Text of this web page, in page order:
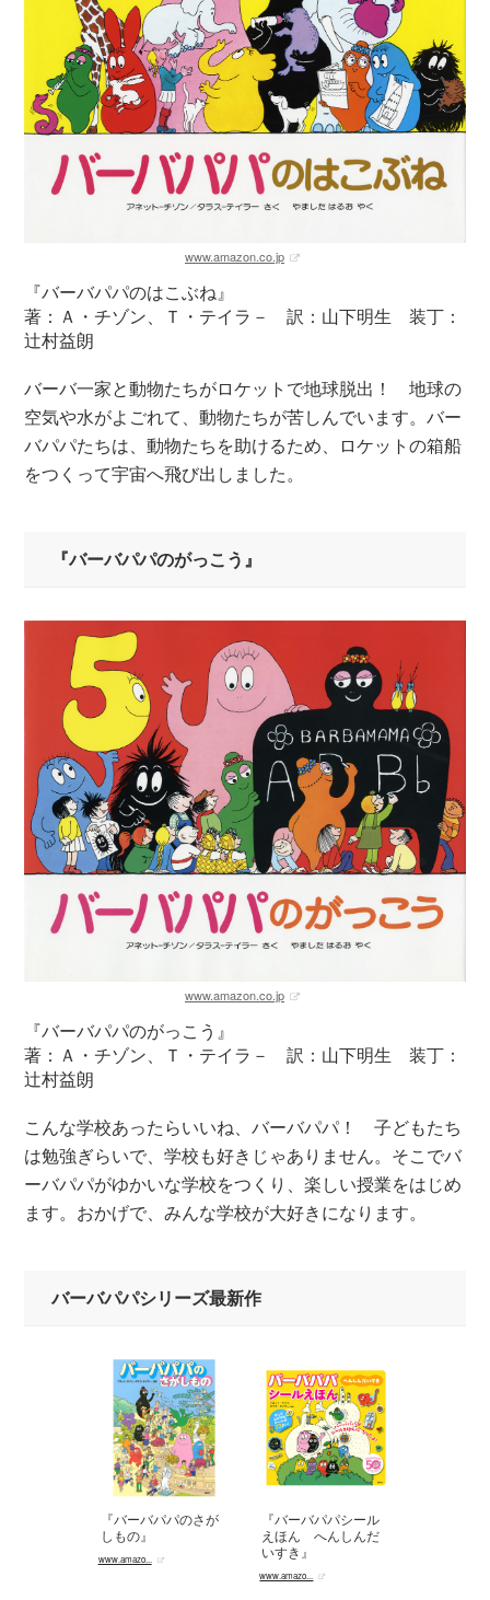
www.amazon.co.jp
『バーバパパのはこぶね』
著：Ａ・チゾン、Ｔ・テイラ－ 訳：山下明生 装丁：
辻村益朗
バーバ一家と動物たちがロケットで地球脱出！ 地球の
空気や水がよごれて、動物たちが苦しんでいます。バー
バパパたちは、動物たちを助けるため、ロケットの箱船
をつくって宇宙へ飛び出しました。
『バーバパパのがっこう』
www.amazon.co.jp
『バーバパパのがっこう』
著：Ａ・チゾン、Ｔ・テイラ－ 訳：山下明生 装丁：
辻村益朗
こんな学校あったらいいね、バーバパパ！ 子どもたち
は勉強ぎらいで、学校も好きじゃありません。そこでバ
ーバパパがゆかいな学校をつくり、楽しい授業をはじめ
ます。おかげで、みんな学校が大好きになります。
バーバパパシリーズ最新作
『バーバパパのさが
しもの』
www.amazo...
『バーバパパシール
えほん へんしんだ
いすき』
www.amazo...